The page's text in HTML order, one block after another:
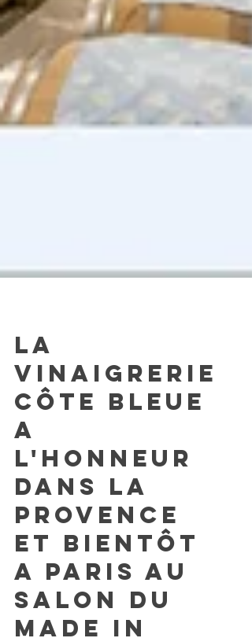
Presse / Media
la
Vinaigrerie
Côte Bleue
a
l'honneur
dans la
provence
et bientôt
a paris au